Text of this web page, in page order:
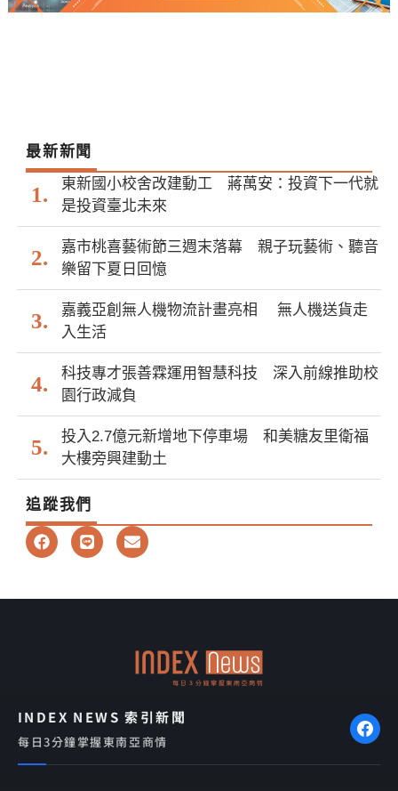
最新新聞
東新國小校舍改建動工 蔣萬安：投資下一代就
是投資臺北未來
嘉市桃喜藝術節三週末落幕 親子玩藝術、聽音
樂留下夏日回憶
嘉義亞創無人機物流計畫亮相 無人機送貨走
入生活
科技專才張善霖運用智慧科技 深入前線推助校
園行政減負
投入2.7億元新增地下停車場 和美糖友里衛福
大樓旁興建動土
追蹤我們
F
a
b
L
i
E
n
l
INDEX NEWS 索引新聞
每日3分鐘掌握東南亞商情